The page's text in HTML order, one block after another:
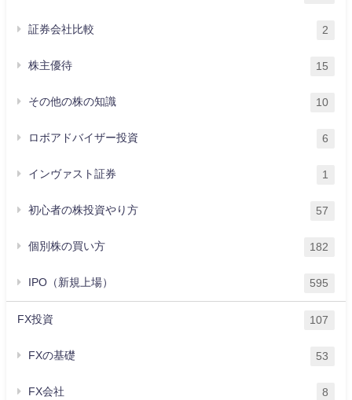
証券会社比較 2
株主優待 15
その他の株の知識 10
ロボアドバイザー投資 6
インヴァスト証券 1
初心者の株投資やり方 57
個別株の買い方 182
IPO（新規上場） 595
FX投資 107
FXの基礎 53
FX会社 8